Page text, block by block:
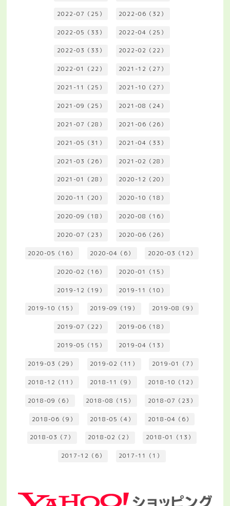
2022-07（25） 2022-06（32）
2022-05（33） 2022-04（25）
2022-03（33） 2022-02（22）
2022-01（22） 2021-12（27）
2021-11（25） 2021-10（27）
2021-09（25） 2021-08（24）
2021-07（28） 2021-06（26）
2021-05（31） 2021-04（33）
2021-03（26） 2021-02（28）
2021-01（28） 2020-12（20）
2020-11（20） 2020-10（18）
2020-09（18） 2020-08（16）
2020-07（23） 2020-06（26）
2020-05（16） 2020-04（6） 2020-03（12）
2020-02（16） 2020-01（15）
2019-12（19） 2019-11（10）
2019-10（15） 2019-09（19） 2019-08（9）
2019-07（22） 2019-06（18）
2019-05（15） 2019-04（13）
2019-03（29） 2019-02（11） 2019-01（7）
2018-12（11） 2018-11（9） 2018-10（12）
2018-09（6） 2018-08（15） 2018-07（23）
2018-06（9） 2018-05（4） 2018-04（6）
2018-03（7） 2018-02（2） 2018-01（13）
2017-12（6） 2017-11（1）